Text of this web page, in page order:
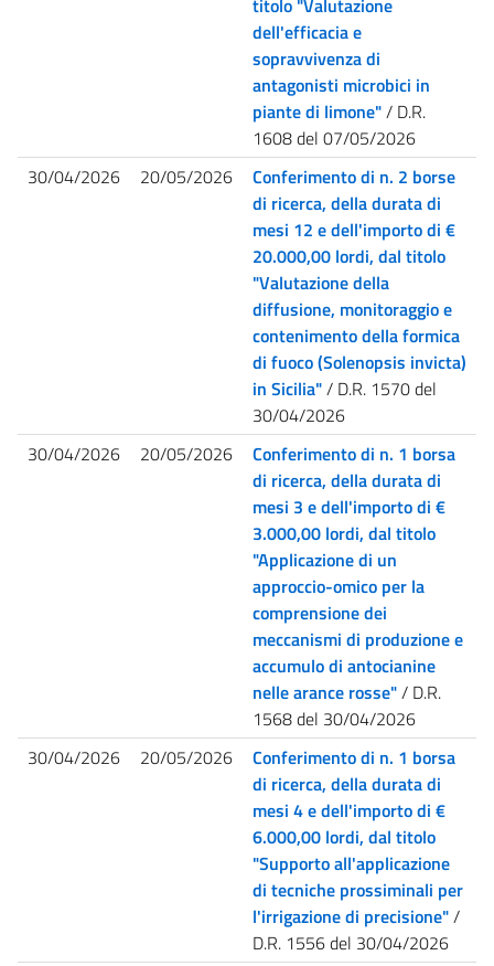
dell'efficacia e
sopravvivenza di
antagonisti microbici in
piante di limone"/ D.R.
1608 del 07/05/2026
30/04/2026
20/05/2026
Conferimento di n. 2 borse
di ricerca, della durata di
mesi 12 e dell'importo di €
20.000,00 lordi, dal titolo
"Valutazione della
diffusione, monitoraggio e
contenimento della formica
di fuoco (Solenopsis invicta)
in Sicilia"/ D.R. 1570 del
30/04/2026
30/04/2026
20/05/2026
Conferimento di n. 1 borsa
di ricerca, della durata di
mesi 3 e dell'importo di €
3.000,00 lordi, dal titolo
"Applicazione di un
approccio-omico per la
comprensione dei
meccanismi di produzione e
accumulo di antocianine
nelle arance rosse"/ D.R.
1568 del 30/04/2026
30/04/2026
20/05/2026
Conferimento di n. 1 borsa
di ricerca, della durata di
mesi 4 e dell'importo di €
6.000,00 lordi, dal titolo
"Supporto all'applicazione
di tecniche prossiminali per
l'irrigazione di precisione"/
D.R. 1556 del 30/04/2026